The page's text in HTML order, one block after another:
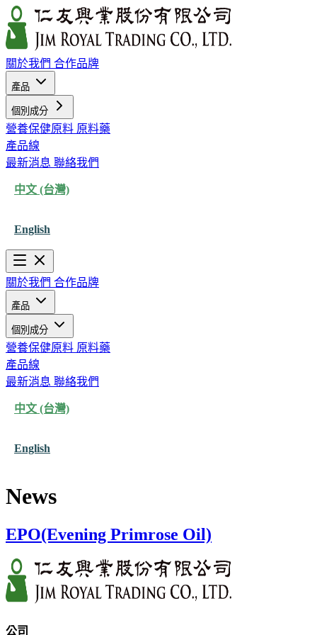
關於我們 合作品牌
產品
個別成分
營養保健原料 原料藥
產品線
最新消息 聯絡我們
中文 (台灣)
English
關於我們 合作品牌
產品
個別成分
營養保健原料 原料藥
產品線
最新消息 聯絡我們
中文 (台灣)
English
News
EPO(Evening Primrose Oil)
公司